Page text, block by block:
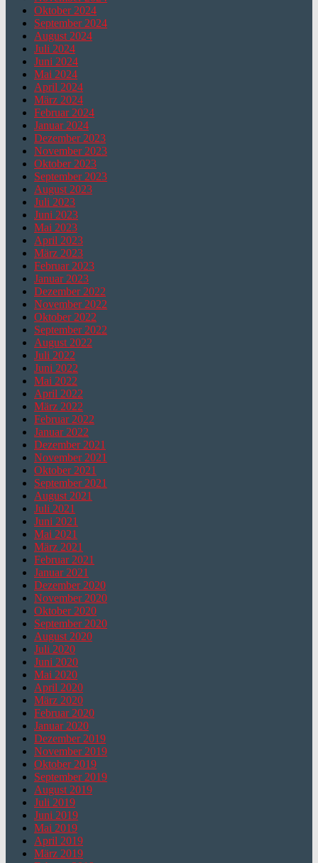
Oktober 2024
September 2024
August 2024
Juli 2024
Juni 2024
Mai 2024
April 2024
März 2024
Februar 2024
Januar 2024
Dezember 2023
November 2023
Oktober 2023
September 2023
August 2023
Juli 2023
Juni 2023
Mai 2023
April 2023
März 2023
Februar 2023
Januar 2023
Dezember 2022
November 2022
Oktober 2022
September 2022
August 2022
Juli 2022
Juni 2022
Mai 2022
April 2022
März 2022
Februar 2022
Januar 2022
Dezember 2021
November 2021
Oktober 2021
September 2021
August 2021
Juli 2021
Juni 2021
Mai 2021
März 2021
Februar 2021
Januar 2021
Dezember 2020
November 2020
Oktober 2020
September 2020
August 2020
Juli 2020
Juni 2020
Mai 2020
April 2020
März 2020
Februar 2020
Januar 2020
Dezember 2019
November 2019
Oktober 2019
September 2019
August 2019
Juli 2019
Juni 2019
Mai 2019
April 2019
März 2019